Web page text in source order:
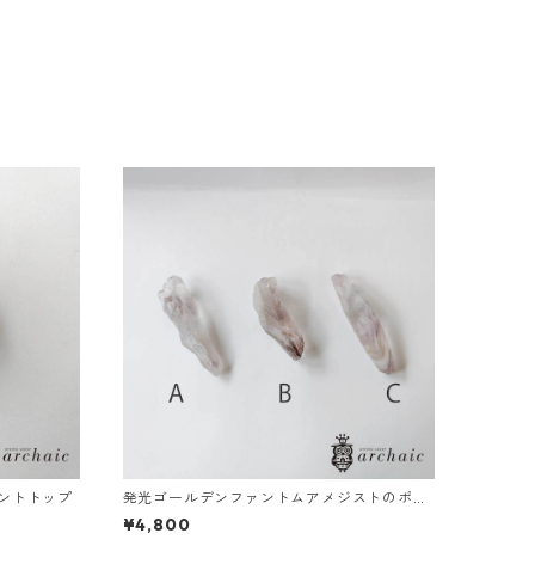
トトップ
発光ゴールデンファントムアメジストのポイ
ント（全3種）
¥4,800